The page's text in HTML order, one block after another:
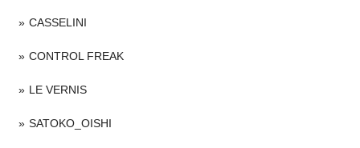
CASSELINI
CONTROL FREAK
LE VERNIS
SATOKO_OISHI